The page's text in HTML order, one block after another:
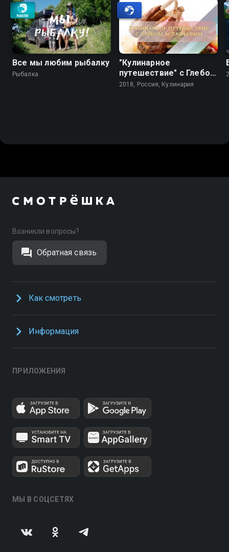
Все мы любим рыбалку
Рыбалка
"Кулинарное
путешествие" с Глебом
Астафьевым
2018, Россия, Кулинария
Возникли вопросы?
Обратная связь
Как смотреть
Информация
ПРИЛОЖЕНИЯ
МЫ В СОЦСЕТЯХ